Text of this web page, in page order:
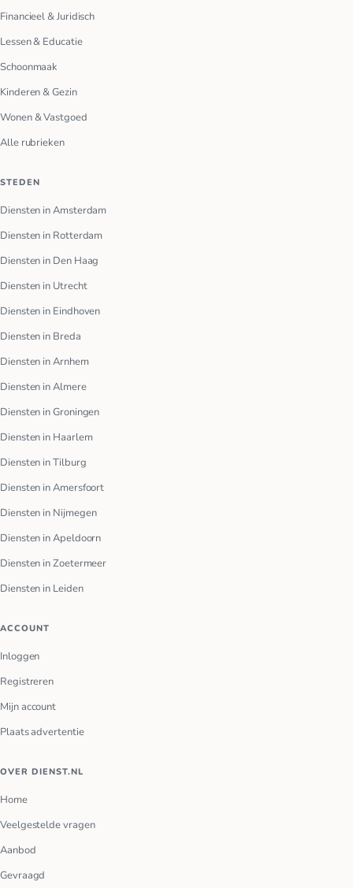
Financieel & Juridisch
Lessen & Educatie
Schoonmaak
Kinderen & Gezin
Wonen & Vastgoed
Alle rubrieken
STEDEN
Diensten in Amsterdam
Diensten in Rotterdam
Diensten in Den Haag
Diensten in Utrecht
Diensten in Eindhoven
Diensten in Breda
Diensten in Arnhem
Diensten in Almere
Diensten in Groningen
Diensten in Haarlem
Diensten in Tilburg
Diensten in Amersfoort
Diensten in Nijmegen
Diensten in Apeldoorn
Diensten in Zoetermeer
Diensten in Leiden
ACCOUNT
Inloggen
Registreren
Mijn account
Plaats advertentie
OVER DIENST.NL
Home
Veelgestelde vragen
Aanbod
Gevraagd